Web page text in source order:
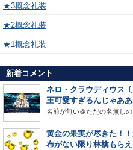
★3概念礼装
★2概念礼装
★1概念礼装
新着コメント
ネロ・クラウディウス
王可愛すぎるんじゃあ
名前が無い＠ただの名無し
黄金の果実が尽きた！
布がない限り林檎もら